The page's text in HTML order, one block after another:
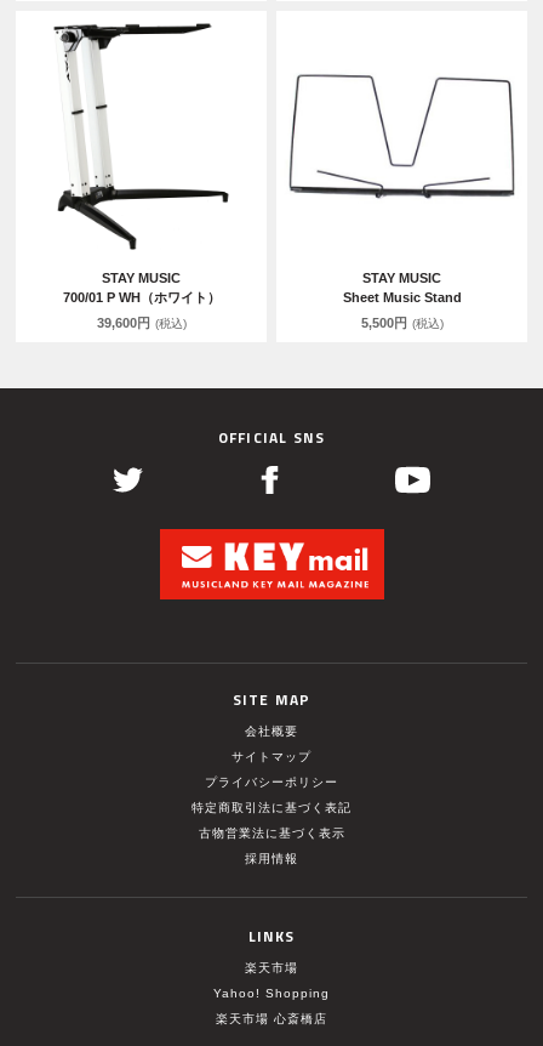
STAY MUSIC
700/01 P WH（ホワイト）
39,600円 (税込)
STAY MUSIC
Sheet Music Stand
5,500円 (税込)
OFFICIAL SNS
SITE MAP
会社概要
サイトマップ
プライバシーポリシー
特定商取引法に基づく表記
古物営業法に基づく表示
採用情報
LINKS
楽天市場
Yahoo! Shopping
楽天市場 心斎橋店